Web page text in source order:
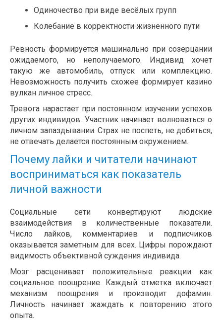
Одиночество при виде весёлых групп
Колебание в корректности жизненного пути
Ревность формируется машинально при созерцании
ожидаемого, но неполучаемого. Индивид хочет
такую же автомобиль, отпуск или комплекцию.
Невозможность получить схожее формирует казино
вулкан личное стресс.
Тревога нарастает при постоянном изучении успехов
других индивидов. Участник начинает волноваться о
личном запаздывании. Страх не поспеть, не добиться,
не отвечать делается постоянным окружением.
Почему лайки и читатели начинают
восприниматься как показатель
личной важности
Социальные сети конвертируют людские
взаимодействия в количественные показатели.
Число лайков, комментариев и подписчиков
оказывается заметным для всех. Цифры порождают
видимость объективной суждения индивида.
Мозг расценивает положительные реакции как
социальное поощрение. Каждый отметка включает
механизм поощрения и производит дофамин.
Личность начинает жаждать к повторению этого
опыта.